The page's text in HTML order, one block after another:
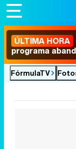
ÚLTIMA HORA
programa
FórmulaTV